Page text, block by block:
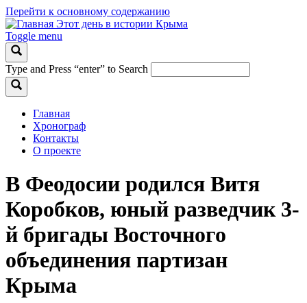
Перейти к основному содержанию
Этот день в истории Крыма
Toggle menu
Type and Press “enter” to Search
Главная
Хронограф
Контакты
О проекте
В Феодосии родился Витя
Коробков, юный разведчик 3-
й бригады Восточного
объединения партизан
Крыма